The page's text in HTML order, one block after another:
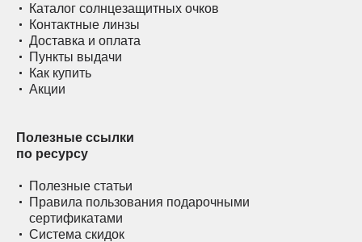
Каталог солнцезащитных очков
Контактные линзы
Доставка и оплата
Пункты выдачи
Как купить
Акции
Полезные ссылки
по ресурсу
Полезные статьи
Правила пользования подарочными
сертификатами
Система скидок